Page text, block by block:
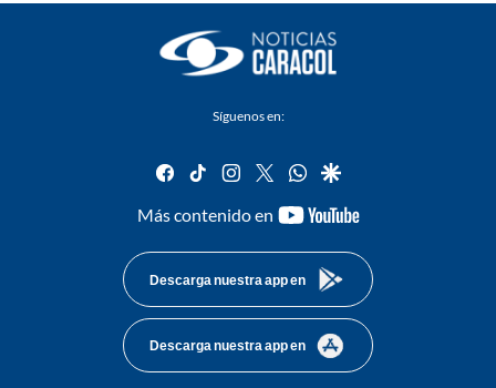
Síguenos en:
facebook
tiktok instagram
twitterwhatsapp
google
Más contenido en
youtube-
Descarga nuestra app en
Descarga nuestra app en